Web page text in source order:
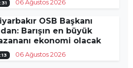
06 Ağustos 2026
OSB Başkanı
Barışın en büyük
ekonomi olacak
06 Ağustos 2026